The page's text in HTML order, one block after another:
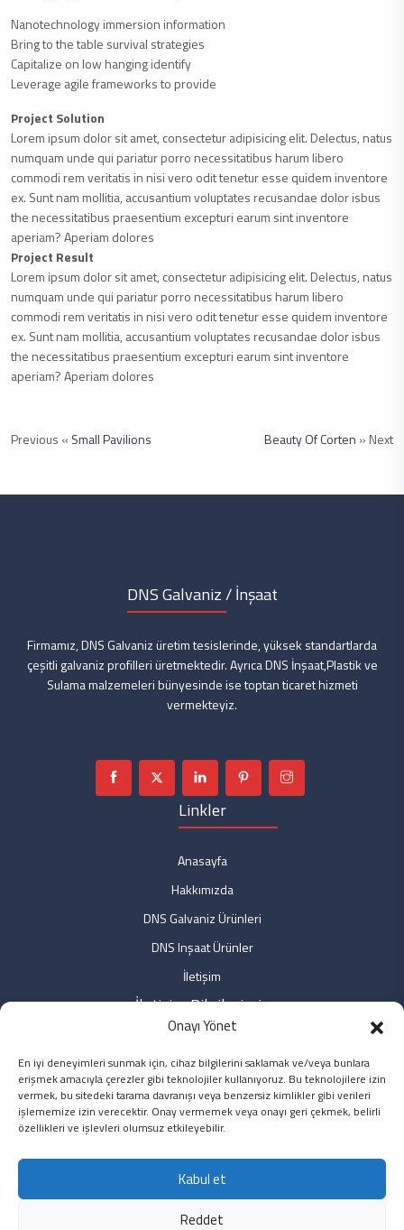
Onayı Yönet
En iyi deneyimleri sunmak için, cihaz bilgilerini saklamak ve/veya bunlara
erişmek amacıyla çerezler gibi teknolojiler kullanıyoruz. Bu teknolojilere izin
vermek, bu sitedeki tarama davranışı veya benzersiz kimlikler gibi verileri
işlememize izin verecektir. Onay vermemek veya onayı geri çekmek, belirli
özellikleri ve işlevleri olumsuz etkileyebilir.
Kabul et
Reddet
Nanotechnology immersion information
Bring to the table survival strategies
Capitalize on low hanging identify
Leverage agile frameworks to provide
Project Solution
Lorem ipsum dolor sit amet, consectetur adipisicing elit. Delectus, natus
numquam unde qui pariatur porro necessitatibus harum libero
commodi rem veritatis in nisi vero odit tenetur esse quidem inventore
ex. Sunt nam mollitia, accusantium voluptates recusandae dolor isbus
the necessitatibus praesentium excepturi earum sint inventore
aperiam? Aperiam dolores
Project Result
Lorem ipsum dolor sit amet, consectetur adipisicing elit. Delectus, natus
numquam unde qui pariatur porro necessitatibus harum libero
commodi rem veritatis in nisi vero odit tenetur esse quidem inventore
ex. Sunt nam mollitia, accusantium voluptates recusandae dolor isbus
the necessitatibus praesentium excepturi earum sint inventore
aperiam? Aperiam dolores
Previous « Small Pavilions Beauty Of Corten » Next
DNS Galvaniz / İnşaat
Firmamız, DNS Galvaniz üretim tesislerinde, yüksek standartlarda
çeşitli galvaniz profilleri üretmektedir. Ayrıca DNS İnşaat,Plastik ve
Sulama malzemeleri bünyesinde ise toptan ticaret hizmeti
vermekteyiz.
Linkler
Anasayfa
Hakkımızda
DNS Galvaniz Ürünleri
DNS Inşaat Ürünler
İletişim
İletişim Bilgilerimiz
Fabrika: Fabrika: Özdemir Mah. No: 9 Bağlar/DİYARBAKIR
Ofis: Özdemir Mah. No: 3/2 Bağlar/DİYARBAKIR
Ofis: Yeni Sahra Mah. No: 2 Ataşehir/İSTANBUL
0850 5496251 / 0412 2247236
Pzt. - Cmt. 8:00 - 19:00